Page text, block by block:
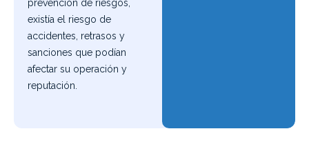
prevención de riesgos,
existía el riesgo de
accidentes, retrasos y
sanciones que podían
afectar su operación y
reputación.